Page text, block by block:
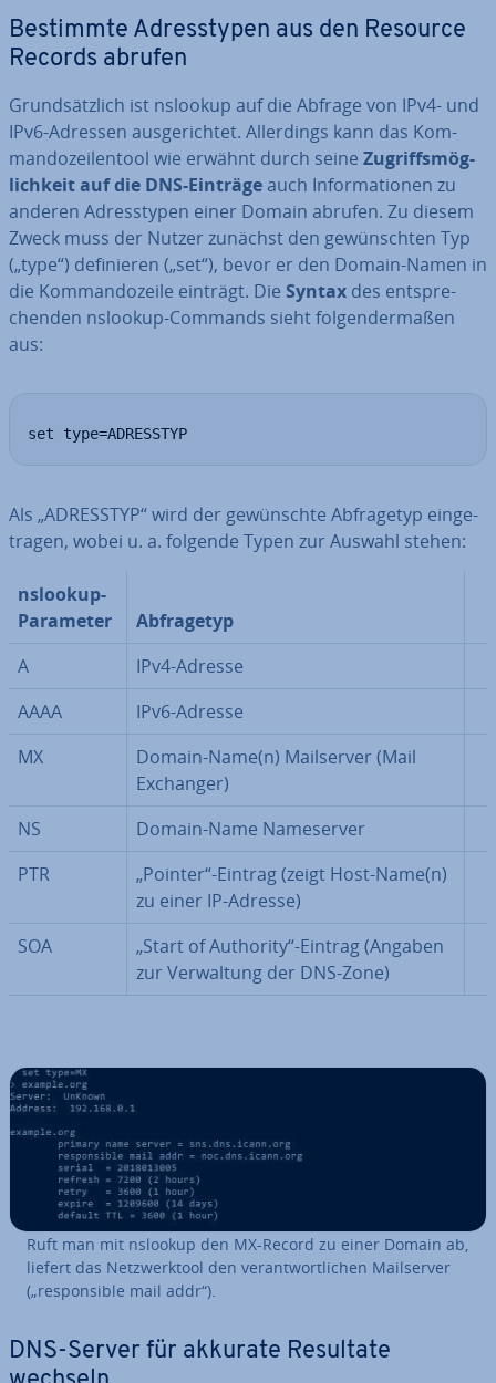
Bestimmte Adress­ty­pen aus den Resource
Records abrufen
Grund­sätz­lich ist nslookup auf die Abfrage von IPv4- und
IPv6-Adressen aus­ge­rich­tet. Al­ler­dings kann das Kom­
man­do­zei­len­tool wie erwähnt durch seine Zu­griffs­mög­
lich­keit auf die DNS-Einträgeauch In­for­ma­tio­nen zu
anderen Adress­ty­pen einer Domain abrufen. Zu diesem
Zweck muss der Nutzer zunächst den ge­wünsch­ten Typ
(„type“) de­fi­nie­ren („set“), bevor er den Domain-Namen in
die Kom­man­do­zei­le einträgt. Die Syntax des ent­spre­
chen­den nslookup-Commands sieht fol­gen­der­ma­ßen
aus:
set type=ADRESSTYP
Als „ADRESSTYP“ wird der ge­wünsch­te Ab­fra­ge­typ ein­ge­
tra­gen, wobei u. a. folgende Typen zur Auswahl stehen:
nslookup-
Parameter
Ab­fra­ge­typ
A
IPv4-Adresse
AAAA
IPv6-Adresse
MX
Domain-Name(n) Mail­ser­ver (Mail
Exchanger)
NS
Domain-Name Name­ser­ver
PTR
„Pointer“-Eintrag (zeigt Host-Name(n)
zu einer IP-Adresse)
SOA
„Start of Authority“-Eintrag (Angaben
zur Ver­wal­tung der DNS-Zone)
Ruft man mit nslookup den MX-Record zu einer Domain ab,
liefert das Netz­werk­tool den ver­ant­wort­li­chen Mail­ser­ver
(„re­spon­si­ble mail addr“).
DNS-Server für akkurate Resultate